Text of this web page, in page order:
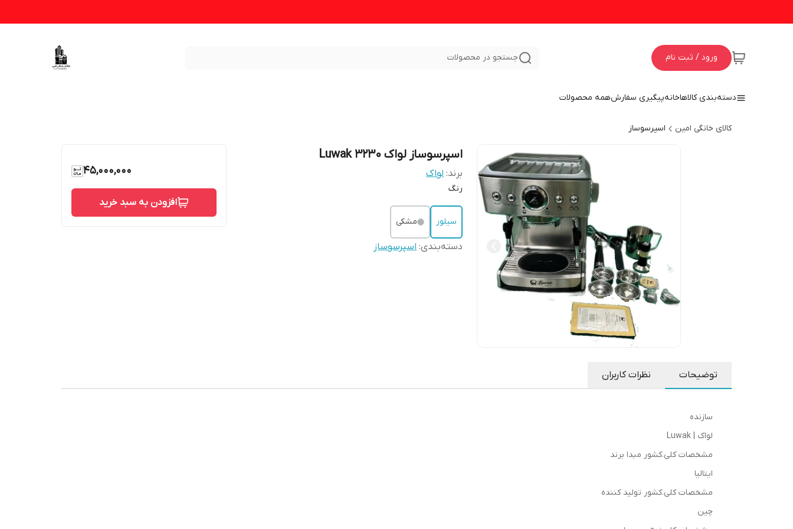
ورود / ثبت نام جستجو در محصولات
دسته‌بندی کالاهاخانهپیگیری سفارشهمه محصولات
کالای خانگی امین اسپرسوساز
اسپرسوساز لواک 3230 Luwak
برند: لواک
رنگ
سیلور مشکی
دسته‌بندی:اسپرسوساز
45,000,000
افزودن به سبد خرید
توضیحات نظرات کاربران
سازنده
لواک | Luwak
مشخصات کلی.کشور مبدا برند
ایتالیا
مشخصات کلی.کشور تولید کننده
چین